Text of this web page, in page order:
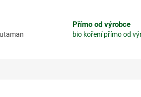
Přímo od výrobce
bio koření přímo od